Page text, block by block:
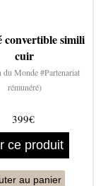
convertible simili
cuir
du Monde #Partenariat
rémunéré)
399€
ce produit
au panier